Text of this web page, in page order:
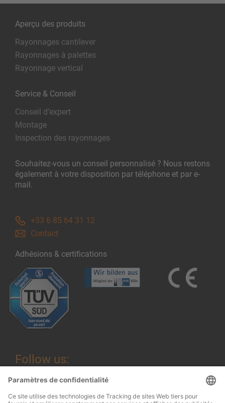
Aperçu des produits
Rayonnages cantilever
Rayonnages à palettes
Rayonnage vertical
Service & Conseil
Conseil d’expert
Montage
Inspection des rayonnages
Souhaitez-vous un conseil personnalisé ? Nous restons
également à votre disposition par téléphone et par e-
mail.
+33 6 85 64 31 12
Contact
Adhésions & certifications
Follow us: